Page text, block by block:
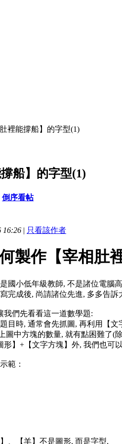
裡能撐船】的字型(1)
船】的字型(1)
倒序看帖
16:26 | 只看該作者
製作【宰相肚
國小低年級教師, 不是諸位電腦
完成後, 尚請諸位先進, 多多告訴
我們先看看這一道數學題:
目時, 通常會先抓圖, 再利用【文
圖中方塊的數量, 就有點困難了(
形】+【文字方塊】外, 我們也可
範：
、【羊】不是圖形, 而是字型,